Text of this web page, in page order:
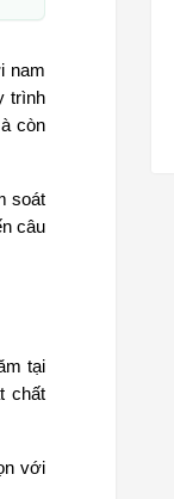
nam
trình
còn
soát
câu
tại
chất
với